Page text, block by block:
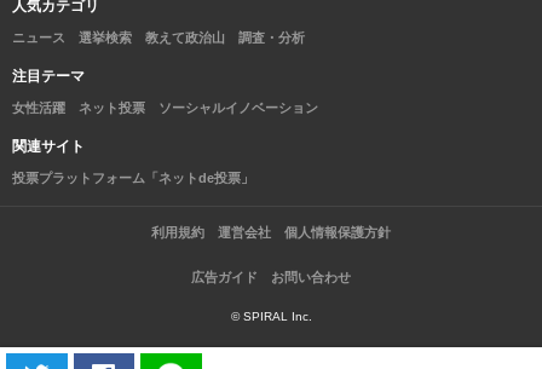
人気カテゴリ
ニュース 選挙検索 教えて政治山 調査・分析
注目テーマ
女性活躍 ネット投票 ソーシャルイノベーション
関連サイト
投票プラットフォーム「ネットde投票」
利用規約 運営会社 個人情報保護方針
広告ガイド お問い合わせ
© SPIRAL Inc.